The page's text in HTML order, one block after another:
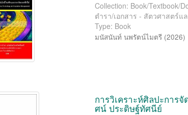
Collection: Book/Textbook/
ตำรา/เอกสาร - สัตวศาสตร์แ
Type: Book
มนัสนันท์ นพรัตน์ไมตรี (2026)
การวิเคราะห์ศิลปะการ
ศน์ ประดิษฐ์ทัศนีย์